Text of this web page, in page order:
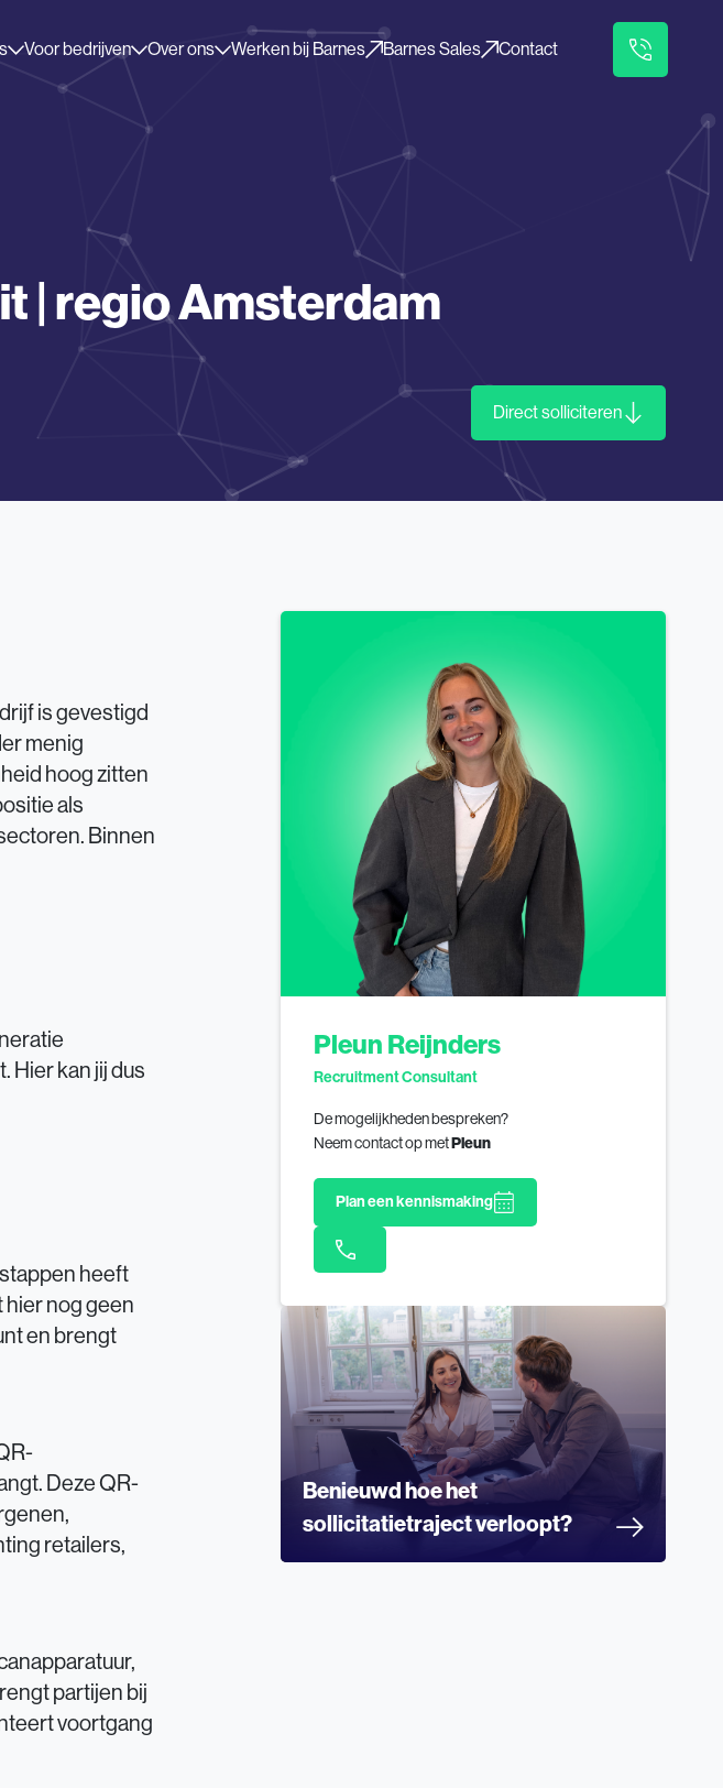
Voor bedrijven Over ons Werken bij Barnes Barnes Sales Contact
| regio Amsterdam
Direct solliciteren
is gevestigd
menig
hoog zitten
als
Binnen
Hier kan jij dus
heeft
nog geen
en brengt
Deze QR-
retailers,
partijen bij
voortgang
Pleun Reijnders
Recruitment Consultant
De mogelijkheden bespreken?
Neem contact op metPleun
Plan een kennismaking
Benieuwd hoe het
sollicitatietraject verloopt?